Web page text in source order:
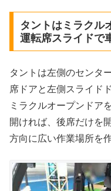
タントはミラクル
運転席スライドで
タントは左側のセンタ
席ドアと左側スライド
ミラクルオープンドア
開ければ、後席だけを
方向に広い作業場所を